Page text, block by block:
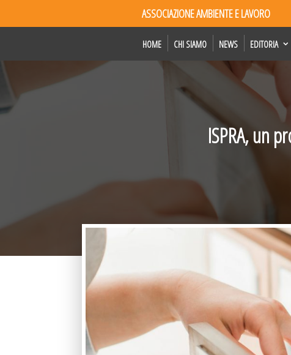
ASSOCIAZIONE AMBIENTE E LAVORO
HOME CHI SIAMO NEWS EDITORIA
ISPRA, un